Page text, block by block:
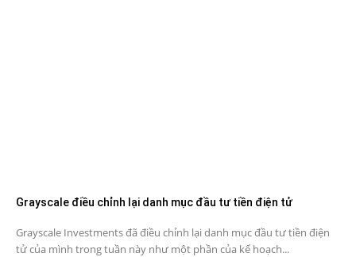
Grayscale điều chỉnh lại danh mục đầu tư tiền điện tử
Grayscale Investments đã điều chỉnh lại danh mục đầu tư tiền điện
tử của mình trong tuần này như một phần của kế hoạch...